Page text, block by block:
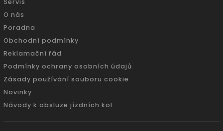
Servis
O nás
Poradna
Obchodní podmínky
Reklamační řád
Podmínky ochrany osobních údajů
Zásady používání souboru cookie
Novinky
Návody k obsluze jízdních kol